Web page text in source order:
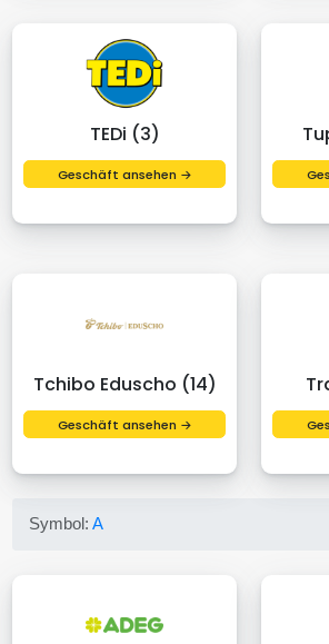
TEDi (3)
Geschäft ansehen →
Tchibo Eduscho (14)
Geschäft ansehen →
Symbol:A